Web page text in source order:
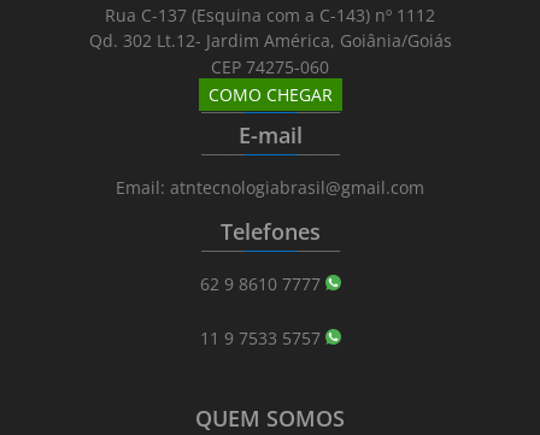
Rua C-137 (Esquina com a C-143) nº 1112
Qd. 302 Lt.12- Jardim América, Goiânia/Goiás
CEP 74275-060
COMO CHEGAR
_______________________
E-mail
_______________________
Email: atntecnologiabrasil@gmail.com
Telefones
_______________________
62 9 8610 7777
11 9 7533 5757
QUEM SOMOS
_______________________